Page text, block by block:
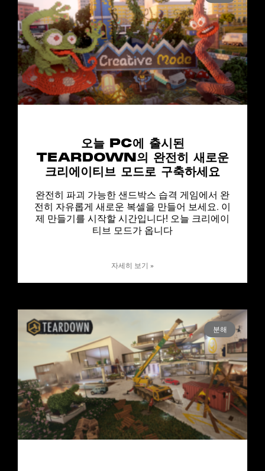
오늘 PC에 출시된
TEARDOWN의 완전히 새로운
크리에이티브 모드로 구축하세요
완전히 파괴 가능한 샌드박스 습격 게임에서 완
전히 자유롭게 새로운 복셀을 만들어 보세요. 이
제 만들기를 시작할 시간입니다! 오늘 크리에이
티브 모드가 옵니다
자세히 보기 »
분해